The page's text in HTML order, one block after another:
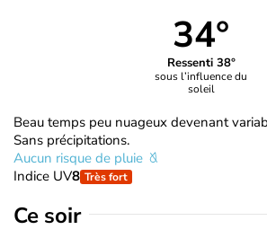
34°
Ressenti 38°
sous l’influence du
soleil
Beau temps peu nuageux devenant
Sans précipitations.
Aucun risque de pluie
Indice UV8 Très fort
Ce soir